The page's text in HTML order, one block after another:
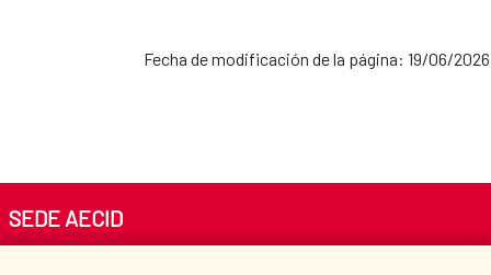
Fecha de modificación de la página: 19/06/2026
SEDE AECID